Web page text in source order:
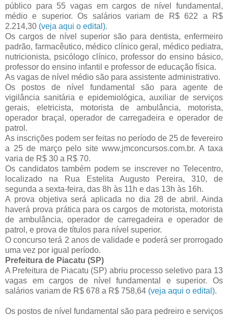
público para 55 vagas em cargos de nível fundamental,
médio e superior. Os salários variam de R$ 622 a R$
2.214,30 (veja aqui o edital).
Os cargos de nível superior são para dentista, enfermeiro
padrão, farmacêutico, médico clínico geral, médico pediatra,
nutricionista, psicólogo clínico, professor do ensino básico,
professor do ensino infantil e professor de educação física.
As vagas de nível médio são para assistente administrativo.
Os postos de nível fundamental são para agente de
vigilância sanitária e epidemiológica, auxiliar de serviços
gerais, eletricista, motorista de ambulância, motorista,
operador braçal, operador de carregadeira e operador de
patrol.
As inscrições podem ser feitas no período de 25 de fevereiro
a 25 de março pelo site www.jmconcursos.com.br. A taxa
varia de R$ 30 a R$ 70.
Os candidatos também podem se inscrever no Telecentro,
localizado na Rua Estelita Augusto Pereira, 310, de
segunda a sexta-feira, das 8h às 11h e das 13h às 16h.
A prova objetiva será aplicada no dia 28 de abril. Ainda
haverá prova prática para os cargos de motorista, motorista
de ambulância, operador de carregadeira e operador de
patrol, e prova de títulos para nível superior.
O concurso terá 2 anos de validade e poderá ser prorrogado
uma vez por igual período.
Prefeitura de Piacatu (SP)
A Prefeitura de Piacatu (SP) abriu processo seletivo para 13
vagas em cargos de nível fundamental e superior. Os
salários variam de R$ 678 a R$ 758,64 (veja aqui o edital).
Os postos de nível fundamental são para pedreiro e serviços